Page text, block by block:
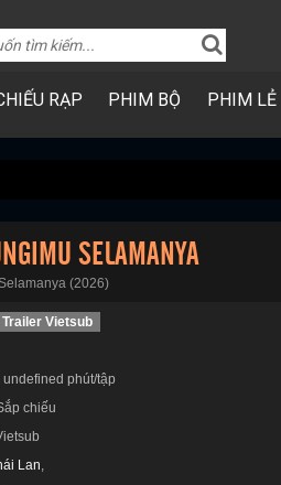
RẠP PHIM BỘ PHIM LẺ
SELAMANYA
(2026)
Trailer Vietsub
undefined phút/tập
chiếu
Lan,